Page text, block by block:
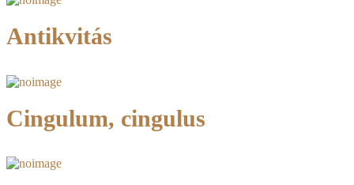
Antikvitás
Cingulum, cingulus